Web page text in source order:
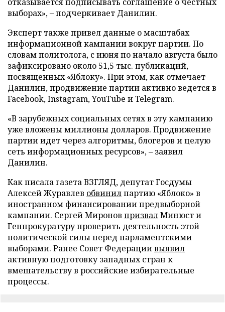
выборах», – подчеркивает Данилин.
Эксперт также привел данные о масштабах
информационной кампании вокруг партии. По
словам политолога, с июня по начало августа было
зафиксировано около 51,5 тыс. публикаций,
посвященных «Яблоку». При этом, как отмечает
Данилин, продвижение партии активно ведется в
Facebook, Instagram, YouTube и Telegram.
«В зарубежных социальных сетях в эту кампанию
уже вложены миллионы долларов. Продвижение
партии идет через алгоритмы, блогеров и целую
сеть информационных ресурсов», – заявил
Данилин.
Как писала газета ВЗГЛЯД, депутат Госдумы
Алексей Журавлев обвинилпартию «Яблоко» в
иностранном финансировании предвыборной
кампании. Сергей Миронов призвалМинюст и
Генпрокуратуру проверить деятельность этой
политической силы перед парламентскими
выборами. Ранее Совет Федерациивыявил
активную подготовку западных стран к
вмешательству в российские избирательные
процессы.